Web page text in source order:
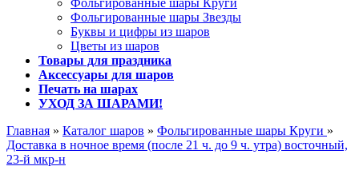
Фольгированные шары Круги
Фольгированные шары Звезды
Буквы и цифры из шаров
Цветы из шаров
Товары для праздника
Аксессуары для шаров
Печать на шарах
УХОД ЗА ШАРАМИ!
Главная » Каталог шаров » Фольгированные шары Круги »
Доставка в ночное время (после 21 ч. до 9 ч. утра) восточный,
23-й мкр-н